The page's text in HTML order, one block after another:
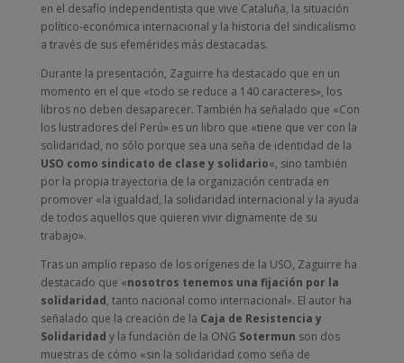
en el desafío independentista que vive Cataluña, la situación
político-económica internacional y la historia del sindicalismo
a través de sus efemérides más destacadas.
Durante la presentación, Zaguirre ha destacado que en un
momento en el que «todo se reduce a 140 caracteres», los
libros no deben desaparecer. También ha señalado que «Con
los lustradores del Perú» es un libro que «tiene que ver con la
solidaridad, no sólo porque sea una seña de identidad de la
USO como sindicato de clase y solidario«, sino también
por la propia trayectoria de la organización centrada en
promover «la igualdad, la solidaridad internacional y la ayuda
de todos aquellos que quieren vivir dignamente de su
trabajo».
Tras un amplio repaso de los orígenes de la USO, Zaguirre ha
destacado que «nosotros tenemos una fijación por la
solidaridad, tanto nacional como internacional». El autor ha
señalado que la creación de la Caja de Resistencia y
Solidaridad y la fundación de la ONG Sotermun son dos
muestras de cómo «sin la solidaridad como seña de